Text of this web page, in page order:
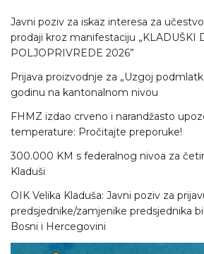
Javni poziv za iskaz interesa za
prodaji kroz manifestaciju „KLADUŠKI
POLJOPRIVREDE 2026”
Prijava proizvodnje za „Uzgoj
godinu na kantonalnom nivou
FHMZ izdao crveno i narandžasto
temperature: Pročitajte preporuke!
300.000 KM s federalnog nivoa za
Kladuši
OIK Velika Kladuša: Javni poziv za
predsjednike/zamjenike predsjednika
Bosni i Hercegovini